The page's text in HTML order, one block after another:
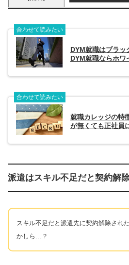
合わせて読みたい
DYM就職はブラッ
DYM就職ならホワ
合わせて読みたい
就職カレッジの特
が無くても正社員
派遣はスキル不足だと契約解
スキル不足だと派遣先に契約解除され
かしら…？